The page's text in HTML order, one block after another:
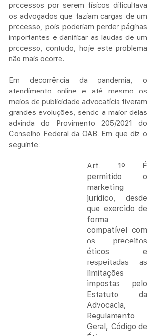
processos por serem físicos dificultava
os advogados que faziam cargas de um
processo, pois poderiam perder páginas
importantes e danificar as laudas de um
processo, contudo, hoje este problema
não mais ocorre.
Em decorrência da pandemia, o
atendimento online e até mesmo os
meios de publicidade advocatícia tiveram
grandes evoluções, sendo a maior delas
advinda do Provimento 205/2021 do
Conselho Federal da OAB. Em que diz o
seguinte:
Art. 1º É
permitido o
marketing
jurídico, desde
que exercido de
forma
compatível com
os preceitos
éticos e
respeitadas as
limitações
impostas pelo
Estatuto da
Advocacia,
Regulamento
Geral, Código de